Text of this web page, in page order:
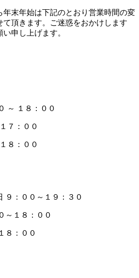
年末年始は下記のとおり営業時間の変
て頂きます。ご迷惑をおかけします
申し上げます。
～ １８：００
７：００
８：００
９：００～１９：３０
～１８：００
８：００